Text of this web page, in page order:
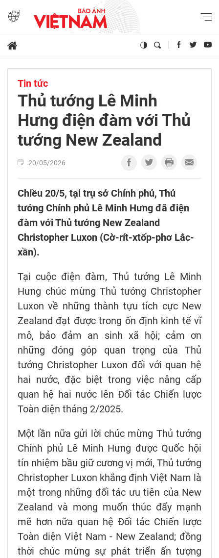
Tin tức
Thủ tướng Lê Minh
Hưng điện đàm với Thủ
tướng New Zealand
20/05/2026
Chiều 20/5, tại trụ sở Chính phủ, Thủ
tướng Chính phủ Lê Minh Hưng đã điện
đàm với Thủ tướng New Zealand
Christopher Luxon (Cờ-rít-xtốp-phơ Lắc-
xần).
Tại cuộc điện đàm, Thủ tướng Lê Minh
Hưng chúc mừng Thủ tướng Christopher
Luxon về những thành tựu tích cực New
Zealand đạt được trong ổn định kinh tế vĩ
mô, bảo đảm an sinh xã hội; cảm ơn
những đóng góp quan trọng của Thủ
tướng Christopher Luxon đối với quan hệ
hai nước, đặc biệt trong việc nâng cấp
quan hệ hai nước lên Đối tác Chiến lược
Toàn diện tháng 2/2025.
Một lần nữa gửi lời chúc mừng Thủ tướng
Chính phủ Lê Minh Hưng được Quốc hội
tín nhiệm bầu giữ cương vị mới, Thủ tướng
Christopher Luxon khẳng định Việt Nam là
một trong những đối tác ưu tiên của New
Zealand và mong muốn thúc đẩy mạnh
mẽ hơn nữa quan hệ Đối tác Chiến lược
Toàn diện Việt Nam - New Zealand; đồng
thời chúc mừng sự phát triển ấn tượng